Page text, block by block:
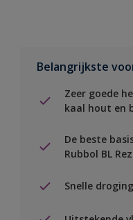
Belangrijkste
Zeer goede
kaal hout en
De beste
Rubbol BL
Snelle